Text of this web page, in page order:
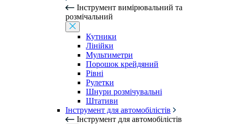
Інструмент вимірювальний та
розмічальний
Кутники
Лінійки
Мультиметри
Порошок крейдяний
Рівні
Рулетки
Шнури розмічувальні
Штативи
Інструмент для автомобілістів
Інструмент для автомобілістів